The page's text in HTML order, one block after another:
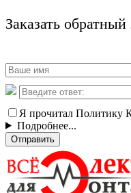
Заказать обратный
Я прочитал Политику
Подробнее...
Отправить